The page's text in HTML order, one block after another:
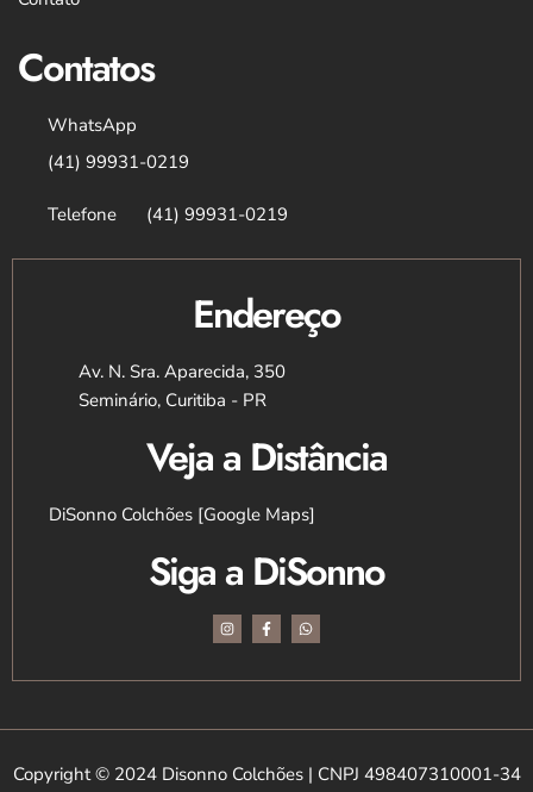
Contatos
WhatsApp
(41) 99931-0219
Telefone (41) 99931-0219
Endereço
Av. N. Sra. Aparecida, 350
Seminário, Curitiba - PR
Veja a Distância
DiSonno Colchões [Google Maps]
Siga a DiSonno
I
n
s
a
m
F
a
c
b
-
W
h
a
s
Copyright © 2024 Disonno Colchões | CNPJ 498407310001-34